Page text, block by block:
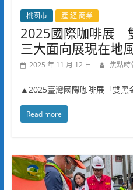
桃園市 產.經.商業
2025國際咖啡展
三大面向展現在地
2025 年 11 月 12 日 焦點時
▲2025臺灣國際咖啡展「雙黑
Read more